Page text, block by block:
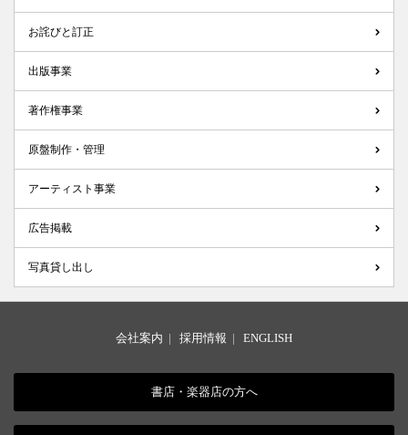
お詫びと訂正
出版事業
著作権事業
原盤制作・管理
アーティスト事業
広告掲載
写真貸し出し
会社案内 | 採用情報 | ENGLISH
書店・楽器店の方へ